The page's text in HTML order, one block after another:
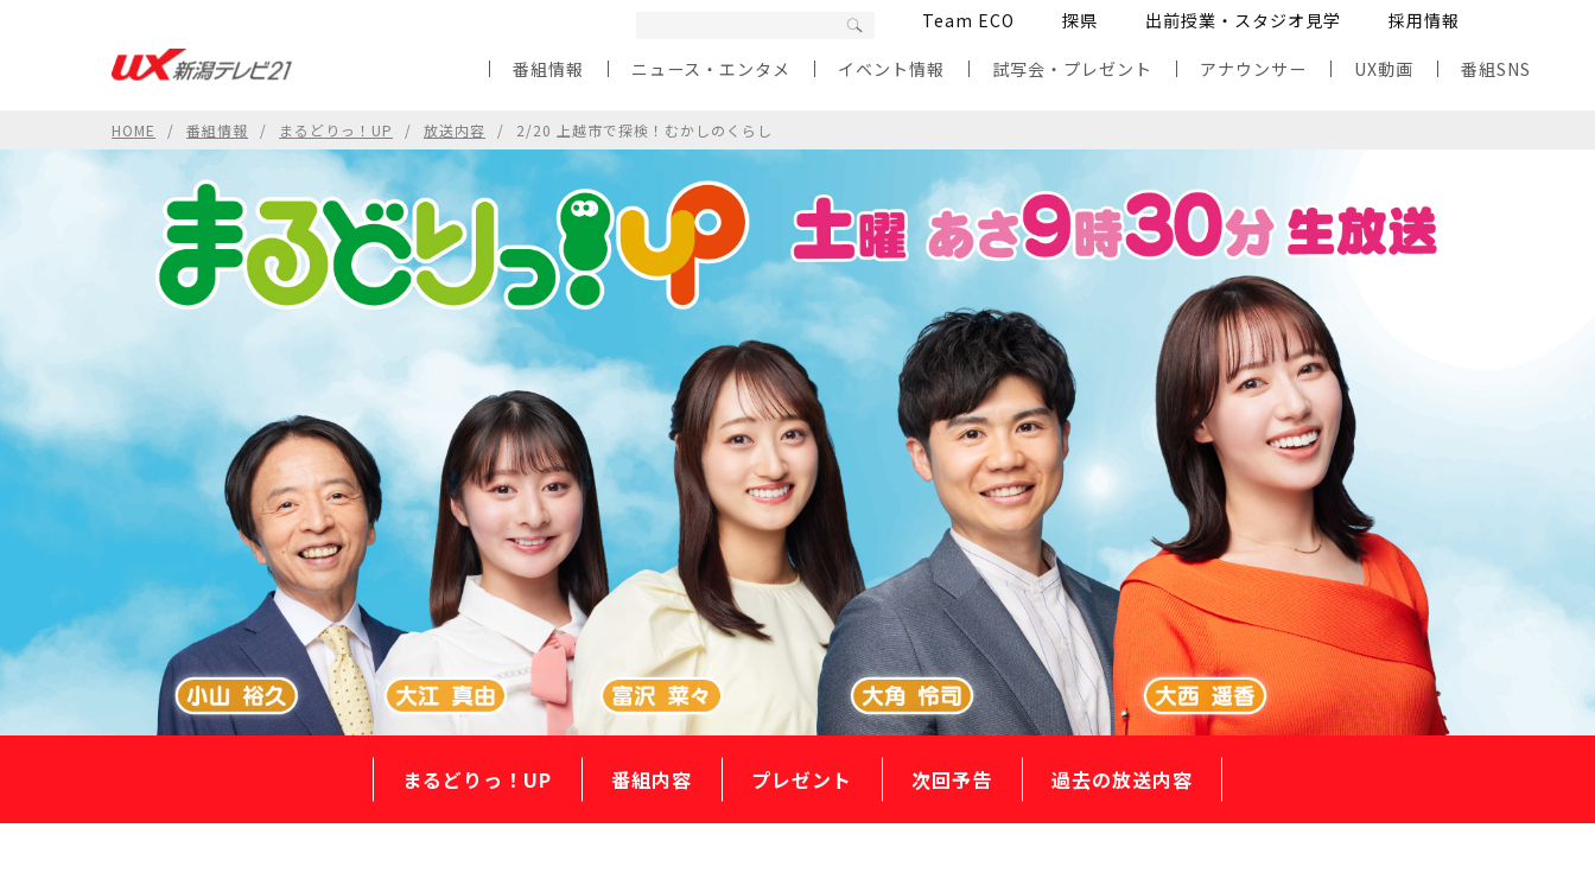
Team ECO 探県 出前授業・スタジオ見学 採用情報
番組情報 ニュース・エンタメ イベント情報 試写会・プレゼント アナウンサー UX動画 番組SNS
HOME 番組情報 まるどりっ！UP 放送内容 2/20 上越市で探検！むかしのくらし
まるどりっ！UP 番組内容 プレゼント 次回予告 過去の放送内容